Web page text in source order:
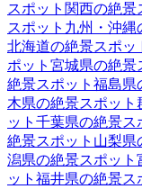
スポット 関西の絶景
スポット 九州・沖縄
北海道の絶景スポッ
ポット 宮城県の絶景
絶景スポット 福島県
木県の絶景スポット
ット 千葉県の絶景ス
絶景スポット 山梨県
潟県の絶景スポット
ット 福井県の絶景ス